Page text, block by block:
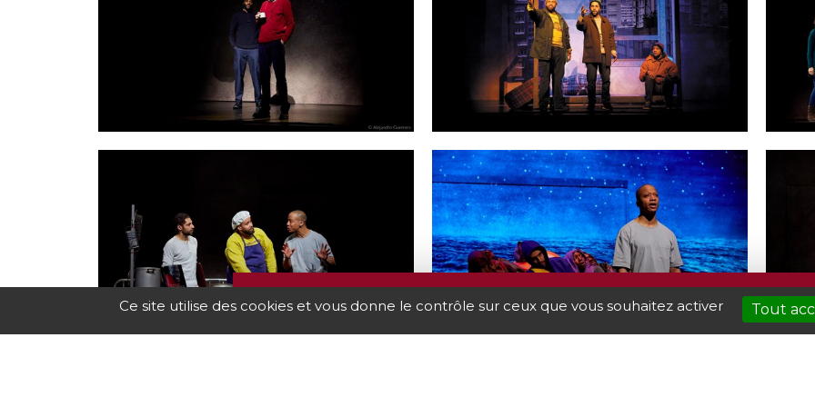
PROGRAMME BILLETTERIE INFOS
Ce site utilise des cookies et vous donne le contrôle sur ceux que vous souhaitez activer Tout